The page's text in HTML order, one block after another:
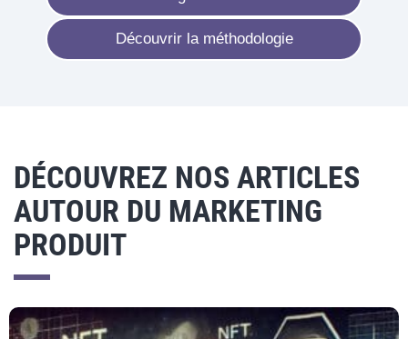
Découvrir la méthodologie
DÉCOUVREZ NOS ARTICLES
AUTOUR DU MARKETING
PRODUIT